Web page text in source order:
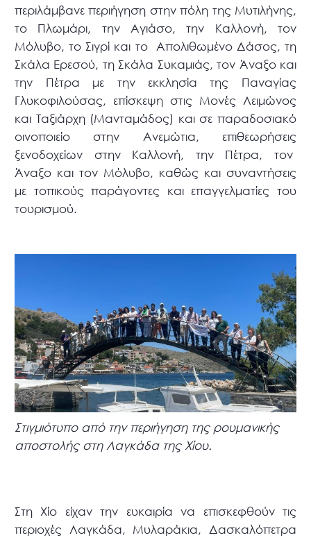
περιλάμβανε περιήγηση στην πόλη της Μυτιλήνης,
το Πλωμάρι, την Αγιάσο, την Καλλονή, τον
Μόλυβο, το Σιγρί και το Απολιθωμένο Δάσος, τη
Σκάλα Ερεσού, τη Σκάλα Συκαμιάς, τον Άναξο και
την Πέτρα με την εκκλησία της Παναγίας
Γλυκοφιλούσας, επίσκεψη στις Μονές Λειμώνος
και Ταξιάρχη (Μανταμάδος) και σε παραδοσιακό
οινοποιείο στην Ανεμώτια, επιθεωρήσεις
ξενοδοχείων στην Καλλονή, την Πέτρα, τον
Άναξο και τον Μόλυβο, καθώς και συναντήσεις
με τοπικούς παράγοντες και επαγγελματίες του
τουρισμού.
Στιγμιότυπο από την περιήγηση της ρουμανικής
αποστολής στη Λαγκάδα της Χίου.
Στη Χίο είχαν την ευκαιρία να επισκεφθούν τις
περιοχές Λαγκάδα, Μυλαράκια, Δασκαλόπετρα